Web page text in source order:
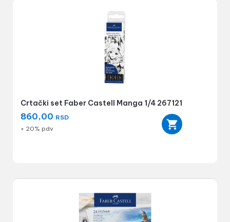
Crtački set Faber Castell Manga 1/4 267121
860,00 RSD
+ 20% pdv